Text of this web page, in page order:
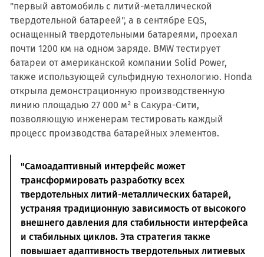
"первый автомобиль с литий-металлической
твердотельной батареей", а в сентябре EQS,
оснащенный твердотельными батареями, проехал
почти 1200 км на одном заряде. BMW тестирует
батареи от американской компании Solid Power,
также использующей сульфидную технологию. Honda
открыла демонстрационную производственную
линию площадью 27 000 м² в Сакура-Сити,
позволяющую инженерам тестировать каждый
процесс производства батарейных элементов.
"Самоадаптивный интерфейс может
трансформировать разработку всех
твердотельных литий-металлических батарей,
устраняя традиционную зависимость от высокого
внешнего давления для стабильности интерфейса
и стабильных циклов. Эта стратегия также
повышает адаптивность твердотельных литиевых